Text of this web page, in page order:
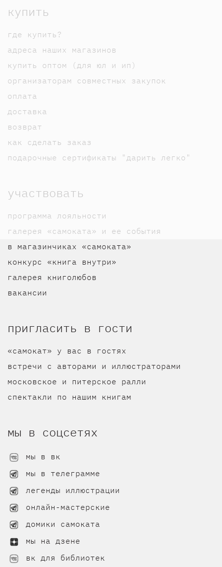
купить
где купить?
адреса наших магазинов
купить оптом (для юл и ип)
организаторам совместных закупок
оплата
доставка
возврат
как сделать заказ
подарочные сертификаты "дарить легко"
участвовать
программа лояльности
галерея «самоката» и ее события
в магазинчиках «самоката»
конкурс «книга внутри»
галерея книголюбов
вакансии
пригласить в гости
«самокат» у вас в гостях
встречи с авторами и иллюстраторами
московское и питерское ралли
спектакли по нашим книгам
мы в соцсетях
мы в вк
мы в телеграмме
легенды иллюстрации
онлайн-мастерские
домики самоката
мы на дзене
вк для библиотек